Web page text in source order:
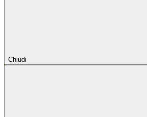
Chiudi